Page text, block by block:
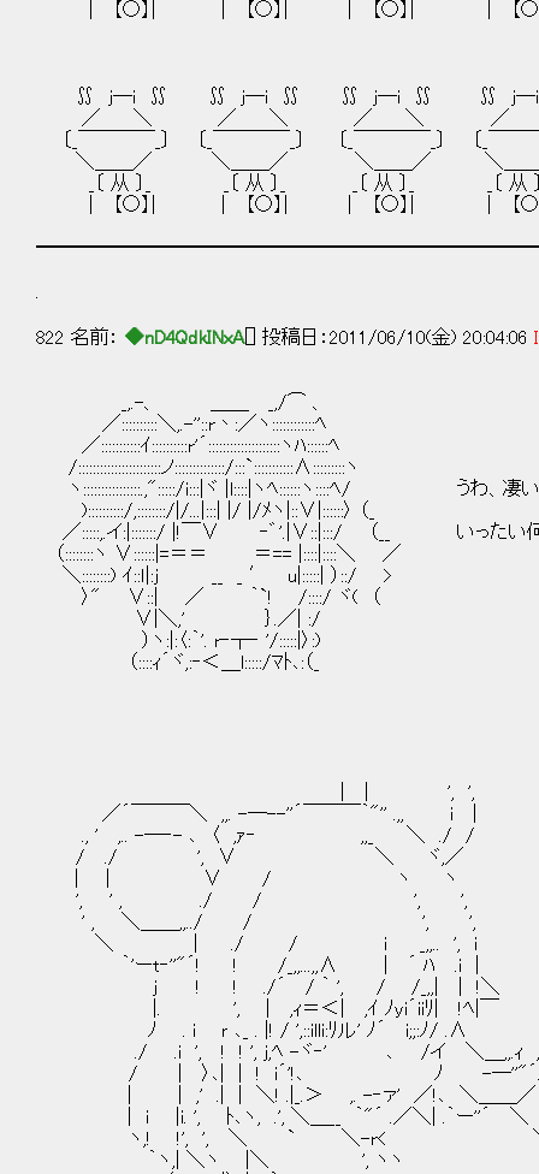
| 【○】| | 【○】| | 【○】| | 【○
∬ j─i ∬ ∬ j─i ∬ ∬ j─i ∬ ∬
／ ＼ ／ ＼ ／ ＼ ／
＼＿＿／ ＼＿＿／ ＼＿＿／ ＼＿
_〔 从 〕_ _〔 从 〕_ _〔 从 〕_ _〔 从
| 【○】| | 【○】| | 【○】| | 【○
822 名前： ◆nD4QdkINxA[] 投稿日：2011/06/10(金) 20:04:06
_,.-、 ＿＿ _,/⌒ 、
／::::::::::＼,.-''::r丶:／ヽ::::::::::::ﾍ
／:::::::::::ｲ::::::::::r'´::::::::::::::::::::ヽﾊ::::::ﾍ
/:::::::::::::::::::::::ノ::::::::::::::/:::`:::::::::::∧:::::::::ヽ
ヽ::::::::::::::::.,":::::/i:::|ヾ |l::::|ヽﾍ::::::ヽ::::ﾍ/ うわ、凄
)::::::::::/,::::::::/|/...|:::| |/ |/ﾒヽ|::∨|::::::〉 （_
／:::::,.イ:|:::::::/ |!￣∨ ‐゛'.|∨::|:::/ （__ いったい何
（::::::::ヽ ∨::::::|=＝＝ ＝== |::::|::::＼ ／
＼::::::::) ｲ::ｌ|:j __ _ ′ u|:::::| ）::/ >
〉" ∨::| ／ ｀`! /::::/ ヾ( （
∨|＼,' ｝.／| :/
）ヽ:|:〈:｀'. r‐┬‐ '/:::::|〉:)
（::::ｨ´ヾ,:‐＜＿l:::::/ﾏﾄ､:（_
| | ', ',
／´￣￣￣＼ ,,. -─--''´￣￣￣｀"'' .,, i |
., ' ,.. -─‐- ､ 〈 ,ｧ‐ ,,_ ＼ ./ /
/ ./ ', ∨ ＼ ヾ,／
| | ∨ / ヽ ヽ
', ' , ./ / ', ',
' , ＼＿＿,,../ / ', ',
＼ | ./ / i _,,.. ', i まるで、軍事基
｀'ーt‐''"´! ! /_,,...,,∧ | ´ ﾊ .i |
j ! ! ./´ / ｀ ', / /_,,| | !＼
|. ', | ,ｨ＝＜| ,ｲ ﾉyi´iiﾘ| !ﾍ|￣
ﾉ . i ｒ ､_ . |! / ',::illi:ﾘル' ﾉ´ i;;:ﾉ/ .∧
./ .i ', ! ! ', j,ﾍ -ヾ‐' ､ /イ ＼＿,,.ｨ ,
/ | 〉､| | ! i´'!､ ﾉ -─''"´
| | ,' .| | ＼! .|_.＞ ,. -‐ァ' ／!､ ＼＿＿／
| i |i. ', ﾄ､ヽ, .', ＼＿__ ｀"´ .／＼| .｀ー''´ ＼
ヽ,! !', ', ＼ ` ＼-r<
｀ヽ,| ＼ヽ |＼ ', ヽヽ